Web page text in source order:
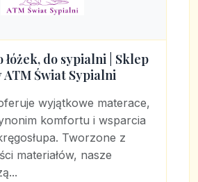
łóżek, do sypialni | Sklep
Świat Sypialni
wyjątkowe materace,
komfortu i wsparcia
Tworzone z
materiałów, nasze